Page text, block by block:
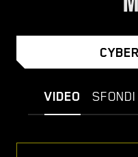
VIDEO SFONDI